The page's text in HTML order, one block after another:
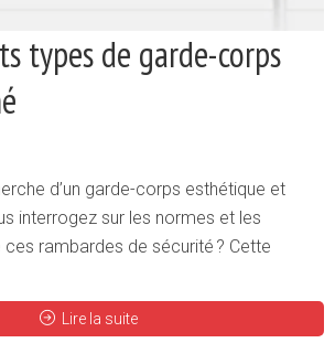
types de garde-corps
d’un garde-corps esthétique et
interrogez sur les normes et les
rambardes de sécurité ? Cette
Lire la suite